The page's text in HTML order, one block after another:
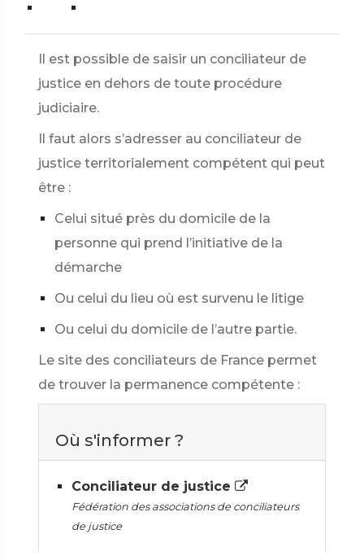
Il est possible de saisir un conciliateur de
justice en dehors de toute procédure
judiciaire.
Il faut alors s’adresser au conciliateur de
justice territorialement compétent qui peut
être :
Celui situé près du domicile de la
personne qui prend l’initiative de la
démarche
Ou celui du lieu où est survenu le litige
Ou celui du domicile de l’autre partie.
Le site des conciliateurs de France permet
de trouver la permanence compétente :
Où s'informer ?
Conciliateur de justice
Fédération des associations de conciliateurs
de justice